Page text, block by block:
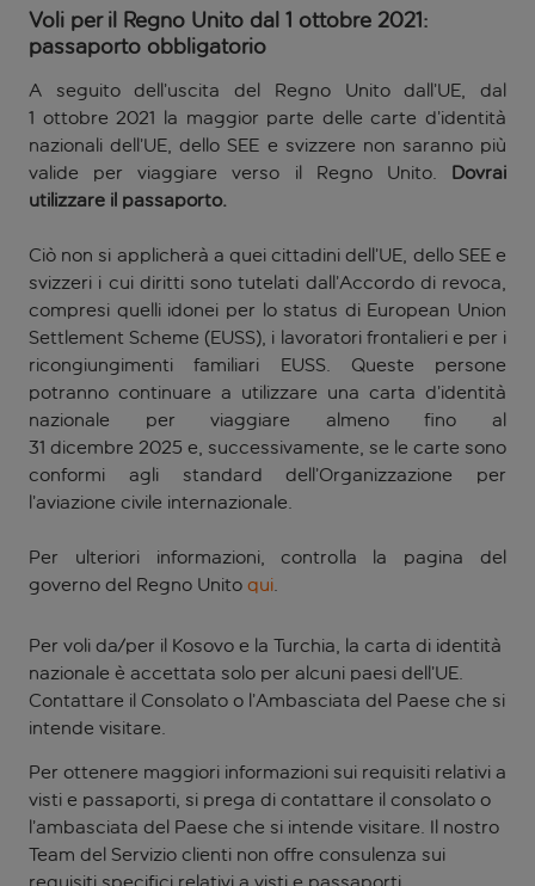
Voli per il Regno Unito dal 1 ottobre 2021:
passaporto obbligatorio
A seguito dell’uscita del Regno Unito dall’UE, dal
1 ottobre 2021 la maggior parte delle carte d’identità
nazionali dell’UE, dello SEE e svizzere non saranno più
valide per viaggiare verso il Regno Unito. Dovrai
utilizzare il passaporto.
Ciò non si applicherà a quei cittadini dell’UE, dello SEE e
svizzeri i cui diritti sono tutelati dall’Accordo di revoca,
compresi quelli idonei per lo status di European Union
Settlement Scheme (EUSS), i lavoratori frontalieri e per i
ricongiungimenti familiari EUSS. Queste persone
potranno continuare a utilizzare una carta d’identità
nazionale per viaggiare almeno fino al
31 dicembre 2025 e, successivamente, se le carte sono
conformi agli standard dell’Organizzazione per
l’aviazione civile internazionale.
Per ulteriori informazioni, controlla la pagina del
governo del Regno Unito qui.
Per voli da/per il Kosovo e la Turchia, la carta di identità
nazionale è accettata solo per alcuni paesi dell’UE.
Contattare il Consolato o l’Ambasciata del Paese che si
intende visitare.
Per ottenere maggiori informazioni sui requisiti relativi a
visti e passaporti, si prega di contattare il consolato o
l’ambasciata del Paese che si intende visitare. Il nostro
Team del Servizio clienti non offre consulenza sui